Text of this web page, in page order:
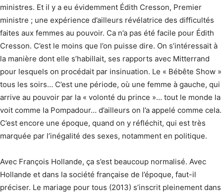
ministres. Et il y a eu évidemment Édith Cresson, Premier
ministre ; une expérience d’ailleurs révélatrice des difficultés
faites aux femmes au pouvoir. Ca n’a pas été facile pour Édith
Cresson. C’est le moins que l’on puisse dire. On s’intéressait à
la manière dont elle s’habillait, ses rapports avec Mitterrand
pour lesquels on procédait par insinuation. Le « Bébête Show »
tous les soirs… C’est une période, où une femme à gauche, qui
arrive au pouvoir par la « volonté du prince »… tout le monde la
voit comme la Pompadour… d’ailleurs on l’a appelé comme cela.
C’est encore une époque, quand on y réfléchit, qui est très
marquée par l’inégalité des sexes, notamment en politique.
Avec François Hollande, ça s’est beaucoup normalisé. Avec
Hollande et dans la société française de l’époque, faut-il
préciser. Le mariage pour tous (2013) s’inscrit pleinement dans